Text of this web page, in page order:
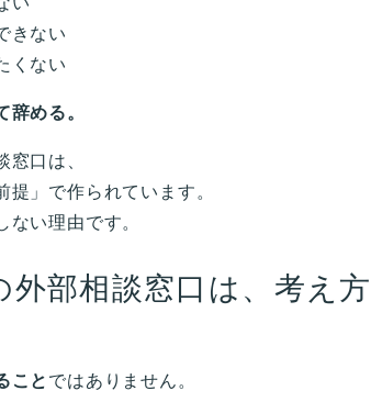
きない
くない
辞める。
口は、
提」で作られています。
い理由です。
外部相談窓口は、考え
ことではありません。